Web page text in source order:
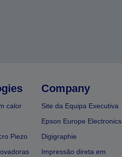
calor
Piezo
Company
Site da Equipa Executiva
Epson Europe Electronics
Digigraphie
Impressão direta em